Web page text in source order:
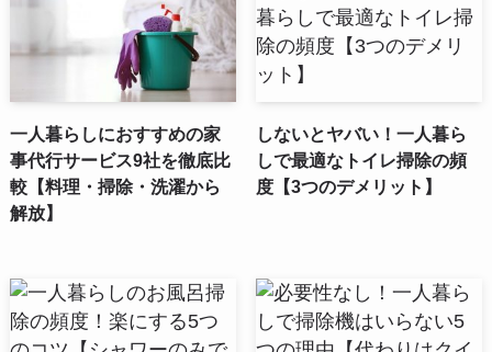
一人暮らしにおすすめの家
事代行サービス9社を徹底比
較【料理・掃除・洗濯から
解放】
しないとヤバい！一人暮ら
しで最適なトイレ掃除の頻
度【3つのデメリット】